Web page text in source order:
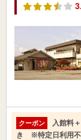
クーポン
入館料
き ※特定日利用